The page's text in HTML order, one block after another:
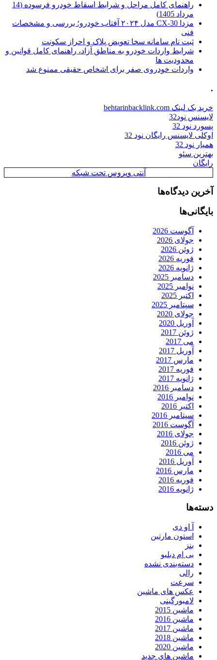
راهنمای کامل مراحل و شرایط اسقاط خودرو فرسوده (14
مرداد 1405)
مزدا CX-30 مدل ۲۰۲۴ آفتاب خودرو؛ بررسی و مشخصات
فنی
ثبت نام سامانه سخا تعویض پلاک و احراز سکونت
شرایط واردات خودرو به مناطق آزاد، راهنمای کامل قوانین و
محدودیت ها
واردات خودروی صفر برای اشخاص حقیقی ممنوع شد
.
خرید بک لینک behtarinbacklink.com
لایسنس نود32
پسورد نود 32
اوکلی لایسنس رایگان نود 32
همیار نود 32
بهترین سئو
رایگان
آنتی ویروس تحت شبکه
آخرین دیدگاه‌ها
بایگانی‌ها
آگوست 2026
جولای 2026
ژوئن 2026
فوریه 2026
ژانویه 2026
دسامبر 2025
نوامبر 2025
اکتبر 2025
سپتامبر 2025
جولای 2020
آوریل 2020
ژوئن 2017
می 2017
آوریل 2017
مارس 2017
فوریه 2017
ژانویه 2017
دسامبر 2016
نوامبر 2016
اکتبر 2016
سپتامبر 2016
آگوست 2016
جولای 2016
ژوئن 2016
می 2016
آوریل 2016
مارس 2016
فوریه 2016
ژانویه 2016
دسته‌ها
آ او دی
استون مارتین
بنز
بی ام دبلیو
دسته‌بندی نشده
رالی
سرعت
عکس های ماشین
لامبورگینی
ماشین 2015
ماشین 2016
ماشین 2017
ماشین 2018
ماشین 2020
ماشین های جدید